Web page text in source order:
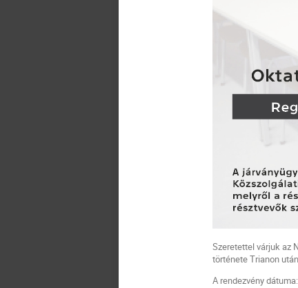
Szeretettel várjuk az
története Trianon
A rendezvény